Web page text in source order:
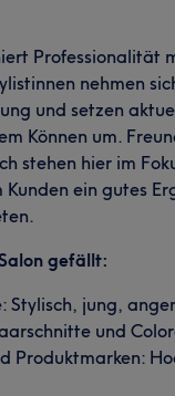
Professionalität
nehmen
und setzen
Können um.
stehen hier im
Kunden ein gutes
gefällt:
Stylisch, jung,
und
Produktmarken: